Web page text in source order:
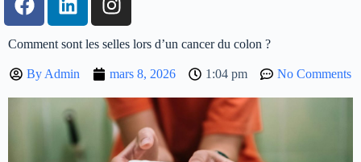
Comment sont les selles lors d’un cancer du colon ?
By Admin mars 8, 2026 1:04 pm No Comments